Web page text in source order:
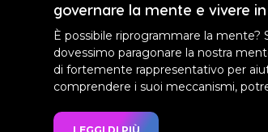
governare la mente e vivere
È possibile riprogrammare la mente?
dovessimo paragonare la nostra
di fortemente rappresentativo per
comprendere i suoi meccanismi,